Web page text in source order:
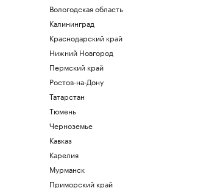
Вологодская область
Калининград
Краснодарский край
Нижний Новгород
Пермский край
Ростов-на-Дону
Татарстан
Тюмень
Черноземье
Кавказ
Карелия
Мурманск
Приморский край